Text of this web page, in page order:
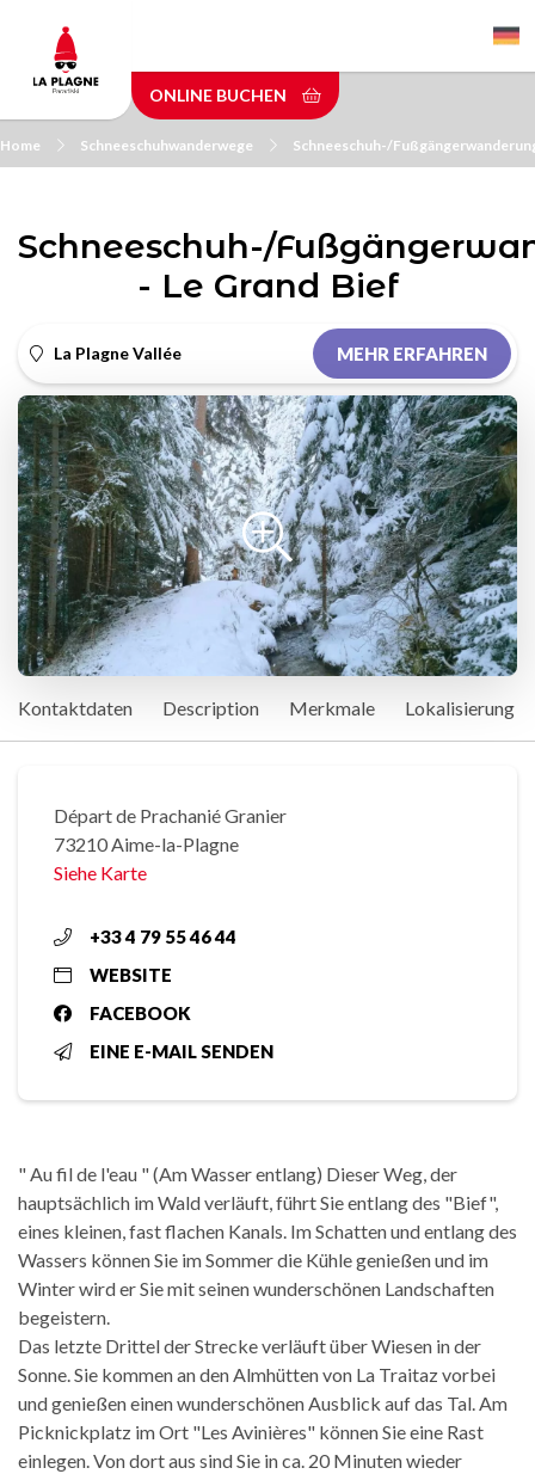
main
content
ONLINE BUCHEN
Home Schneeschuhwanderwege Schneeschuh-/
Schneeschuh-/
- Le Grand Bief
La Plagne Vallée MEHR ERFAHREN
Kontaktdaten Description Merkmale Lokalisierung
Départ de Prachanié Granier
73210 Aime-la-Plagne
Siehe Karte
+33 4 79 55 46 44
WEBSITE
FACEBOOK
EINE E-MAIL SENDEN
" Au fil de l'eau " (Am Wasser entlang) Dieser Weg, der
hauptsächlich im Wald verläuft, führt Sie entlang des "Bief",
eines kleinen, fast flachen Kanals. Im Schatten und entlang des
Wassers können Sie im Sommer die Kühle genießen und im
Winter wird er Sie mit seinen wunderschönen Landschaften
begeistern.
Das letzte Drittel der Strecke verläuft über Wiesen in der
Sonne. Sie kommen an den Almhütten von La Traitaz vorbei
und genießen einen wunderschönen Ausblick auf das Tal. Am
Picknickplatz im Ort "Les Avinières" können Sie eine Rast
einlegen. Von dort aus sind Sie in ca. 20 Minuten wieder